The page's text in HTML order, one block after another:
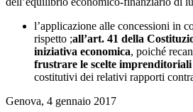
l’applicazione alle concessioni in
rispetto ;all’art. 41 della
iniziativa economica, poiché
frustrare le scelte imprenditoriali
costitutivi dei relativi rapporti
Genova, 4 gennaio 2017